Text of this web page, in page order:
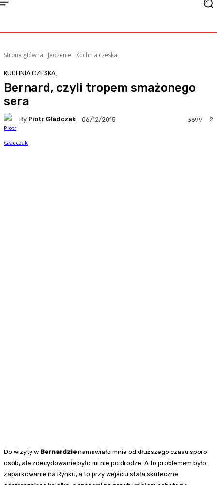
Strona główna Jedzenie Kuchnia czeska
KUCHNIA CZESKA
Bernard, czyli tropem smażonego
sera
By Piotr Gładczak 06/12/2015 2
3699
Do wizyty w Bernardzie namawiało mnie od dłuższego czasu sporo
osób, ale zdecydowanie było mi nie po drodze. A to problemem było
zaparkowanie na Rynku, a to przy wejściu stała skuteczne